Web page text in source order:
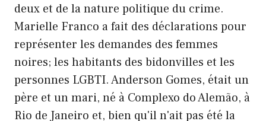
deux et de la nature politique du crime.
Marielle Franco a fait des déclarations pour
représenter les demandes des femmes
noires; les habitants des bidonvilles et les
personnes LGBTI. Anderson Gomes, était un
père et un mari, né à Complexo do Alemão, à
Rio de Janeiro et, bien qu'il n'ait pas été la